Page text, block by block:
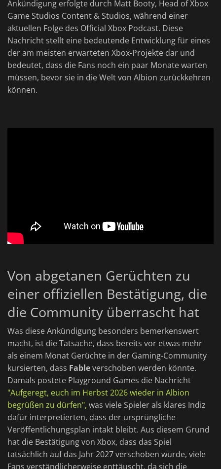
Ankündigung erfolgte durch Matt Booty, Head of Xbox
Game Studios Content & Studios, während einer
aktuellen Folge des Official Xbox Podcast. Diese
Nachricht stellt eine bedeutende Entwicklung für eines
der am meisten erwarteten Xbox-Projekte dar und
bedeutet, dass die Fans noch ein paar Monate warten
müssen, bevor sie in die Welt von Albion zurückkehren
können.
Von abgetanen Gerüchten zu
einer offiziellen Bestätigung, die
die Community überrascht hat
Was diese Ankündigung besonders bemerkenswert
macht, ist die Tatsache, dass bereits vor etwas mehr
als einem Monat Gerüchte in der Gaming-Community
kursierten, dass Fableverschoben werden könnte.
Damals postete Playground Games die Nachricht
"Aufgeregt, euch im Herbst 2026 wieder in Albion
begrüßen zu dürfen", was viele Spieler als klares Indiz
dafür interpretierten, dass der ursprüngliche
Veröffentlichungsplan intakt bleibt. Aus diesem Grund
hat die Bestätigung von Xbox, dass das Spiel
tatsächlich auf das Jahr 2027 verschoben wurde, viele
Fans verständlicherweise enttäuscht, da sich die